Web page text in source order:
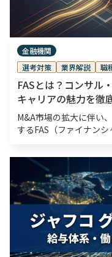
金融機関
選考対策
業界解説 職
FASとは？コンサル
キャリアの魅力を徹
M&A市場の拡大に伴い
するFAS（ファイナン